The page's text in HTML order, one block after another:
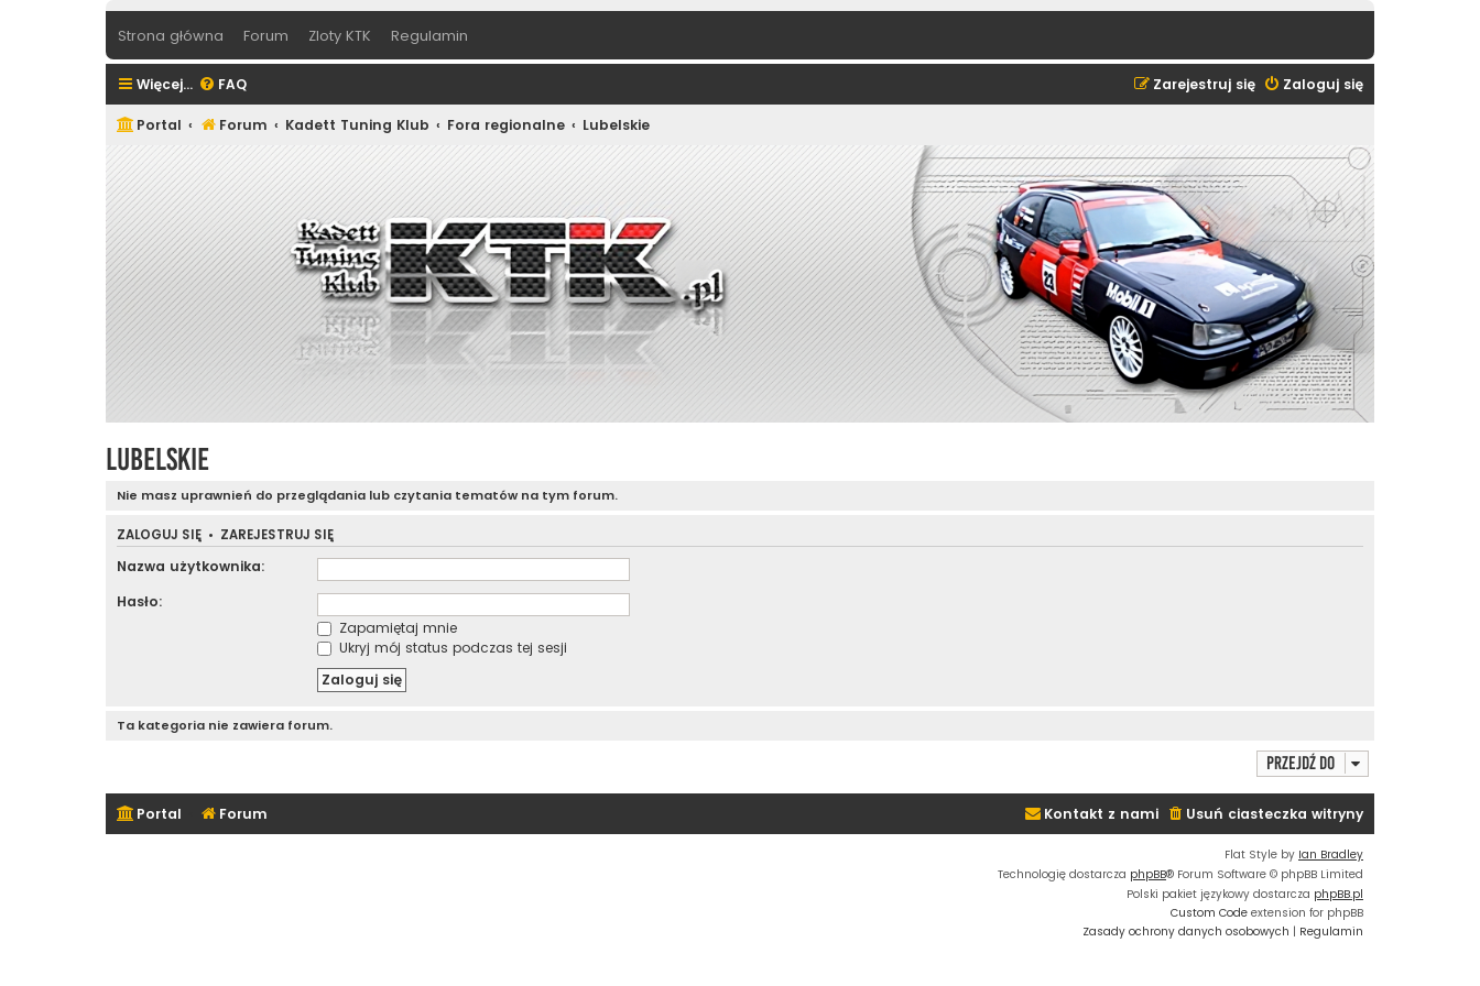
Strona główna Forum Zloty KTK Regulamin
Więcej… FAQ Zaloguj się
Zarejestruj się
Portal Forum Kadett Tuning Klub Fora regionalne Lubelskie
Lubelskie
Nie masz uprawnień do przeglądania lub czytania tematów na tym forum.
ZALOGUJ SIĘ • ZAREJESTRUJ SIĘ
Nazwa użytkownika:
Hasło:
Zapamiętaj mnie
Ukryj mój status podczas tej sesji
Ta kategoria nie zawiera forum.
Przejdź do
Portal Forum Usuń ciasteczka witryny
Kontakt z nami
Flat Style by Ian Bradley
Technologię dostarcza phpBB® Forum Software © phpBB Limited
Polski pakiet językowy dostarcza phpBB.pl
Custom Code extension for phpBB
Zasady ochrony danych osobowych | Regulamin